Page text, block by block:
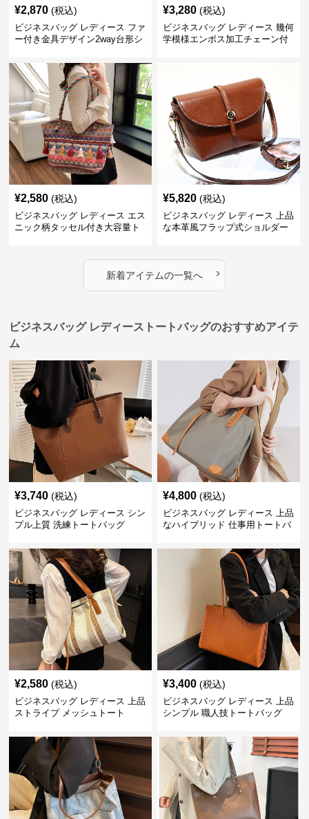
¥2,870 (税込)
ビジネスバッグ レディース ファ
ー付き金具デザイン2way台形シ
¥3,280 (税込)
ビジネスバッグ レディース 幾何
学模様エンボス加工チェーン付
¥2,580 (税込)
ビジネスバッグ レディース エス
ニック柄タッセル付き大容量ト
¥5,820 (税込)
ビジネスバッグ レディース 上品
な本革風フラップ式ショルダー
新着アイテムの一覧へ ›
ビジネスバッグ レディーストートバッグのおすすめアイテ
ム
¥3,740 (税込)
ビジネスバッグ レディース シン
プル上質 洗練トートバッグ
¥4,800 (税込)
ビジネスバッグ レディース 上品
なハイブリッド 仕事用トートバ
¥2,580 (税込)
ビジネスバッグ レディース 上品
ストライプ メッシュトート
¥3,400 (税込)
ビジネスバッグ レディース 上品
シンプル 職人技トートバッグ